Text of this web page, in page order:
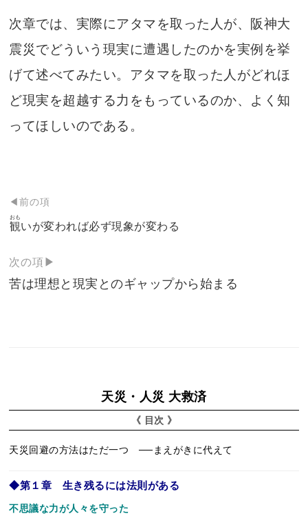
次章では、実際にアタマを取った人が、阪神大
震災でどういう現実に遭遇したのかを実例を挙
げて述べてみたい。アタマを取った人がどれほ
ど現実を超越する力をもっているのか、よく知
ってほしいのである。
投
稿
ビ
ゲ
◀前の項
観
おも
いが変われば必ず現象が変わる
次の項▶
苦は理想と現実とのギャップから始まる
天災・人災 大救済
《 目次 》
天災回避の方法はただ一つ ──まえがきに代えて
◆第１章 生き残るには法則がある
不思議な力が人々を守った